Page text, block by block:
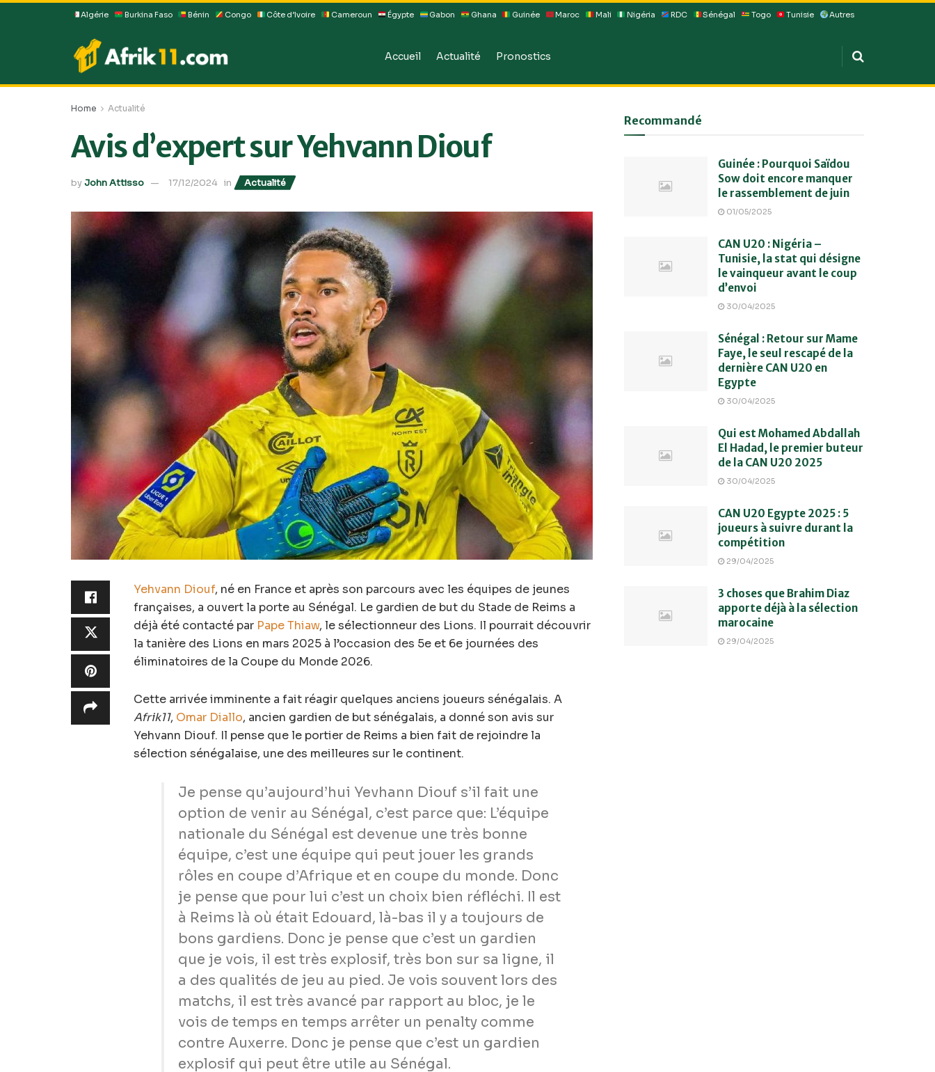
Algérie Burkina Faso Bénin Congo Côte d’Ivoire Cameroun Égypte Gabon Ghana Guinée Maroc Mali Nigéria RDC Sénégal Togo Tunisie Autres
Accueil Actualité Pronostics
Home Actualité
Avis d’expert sur Yehvann Diouf
byJohn Attisso 17/12/2024 in Actualité
Yehvann Diouf, né en France et après son parcours avec les équipes de jeunes
françaises, a ouvert la porte au Sénégal. Le gardien de but du Stade de Reims a
déjà été contacté par Pape Thiaw, le sélectionneur des Lions. Il pourrait découvrir
la tanière des Lions en mars 2025 à l’occasion des 5e et 6e journées des
éliminatoires de la Coupe du Monde 2026.
Cette arrivée imminente a fait réagir quelques anciens joueurs sénégalais. A
Afrik11, Omar Diallo, ancien gardien de but sénégalais, a donné son avis sur
Yehvann Diouf. Il pense que le portier de Reims a bien fait de rejoindre la
sélection sénégalaise, une des meilleures sur le continent.
Je pense qu’aujourd’hui Yevhann Diouf s’il fait une
option de venir au Sénégal, c’est parce que: L’équipe
nationale du Sénégal est devenue une très bonne
équipe, c’est une équipe qui peut jouer les grands
rôles en coupe d’Afrique et en coupe du monde. Donc
je pense que pour lui c’est un choix bien réfléchi. Il est
à Reims là où était Edouard, là-bas il y a toujours de
bons gardiens. Donc je pense que c’est un gardien
que je vois, il est très explosif, très bon sur sa ligne, il
a des qualités de jeu au pied. Je vois souvent lors des
matchs, il est très avancé par rapport au bloc, je le
vois de temps en temps arrêter un penalty comme
contre Auxerre. Donc je pense que c’est un gardien
explosif qui peut être utile au Sénégal.
Recommandé
Guinée : Pourquoi Saïdou
Sow doit encore manquer
le rassemblement de juin
01/05/2025
CAN U20 : Nigéria –
Tunisie, la stat qui désigne
le vainqueur avant le coup
d’envoi
30/04/2025
Sénégal : Retour sur Mame
Faye, le seul rescapé de la
dernière CAN U20 en
Egypte
30/04/2025
Qui est Mohamed Abdallah
El Hadad, le premier buteur
de la CAN U20 2025
30/04/2025
CAN U20 Egypte 2025 : 5
joueurs à suivre durant la
compétition
29/04/2025
3 choses que Brahim Diaz
apporte déjà à la sélection
marocaine
29/04/2025